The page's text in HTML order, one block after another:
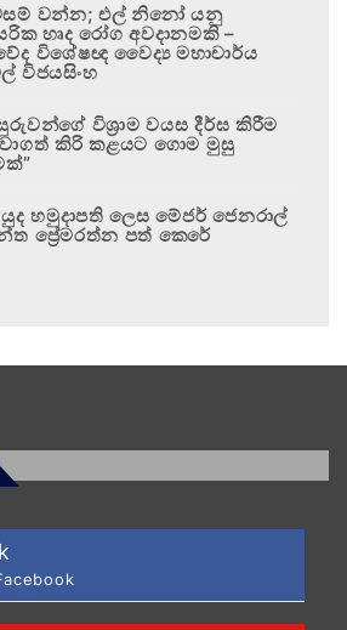
වන්න; එල් නිනෝ යනු
හෘද රෝග අවදානමකි –
විශේෂඥ වෛද්‍ය මහාචාර්ය
විජයසිංහ
විශ්‍රාම වයස දීර්ඝ කිරීම
කිරි කළයට ගොම මුසු
හමුදාපති ලෙස මේජර් ජෙනරාල්
ප්‍රේමරත්න පත් කෙරේ